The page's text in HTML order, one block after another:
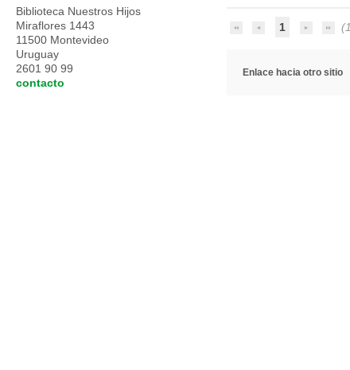
1
Enlace hacia otro sitio
Biblioteca Nuestros Hijos
Miraflores 1443
11500 Montevideo
Uruguay
2601 90 99
contacto